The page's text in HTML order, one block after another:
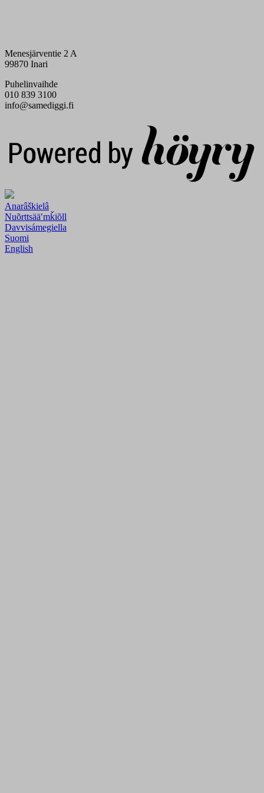
Menesjärventie 2 A
99870 Inari
Puhelinvaihde
010 839 3100
info@samediggi.fi
Anarâškielâ
Nuõrttsääʹmǩiõll
Davvisámegiella
Suomi
English